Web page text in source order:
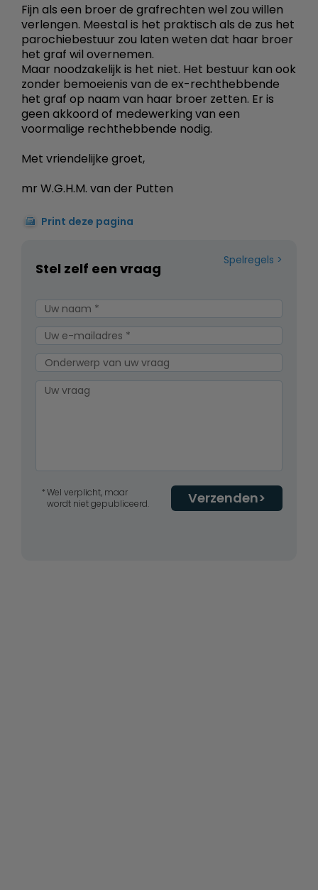
Fijn als een broer de grafrechten wel zou willen
verlengen. Meestal is het praktisch als de zus het
parochiebestuur zou laten weten dat haar broer
het graf wil overnemen.
Maar noodzakelijk is het niet. Het bestuur kan ook
zonder bemoeienis van de ex-rechthebbende
het graf op naam van haar broer zetten. Er is
geen akkoord of medewerking van een
voormalige rechthebbende nodig.
Met vriendelijke groet,
mr W.G.H.M. van der Putten
Print deze pagina
Spelregels
Stel zelf een vraag
Verzenden
Wel verplicht, maar
wordt niet gepubliceerd.